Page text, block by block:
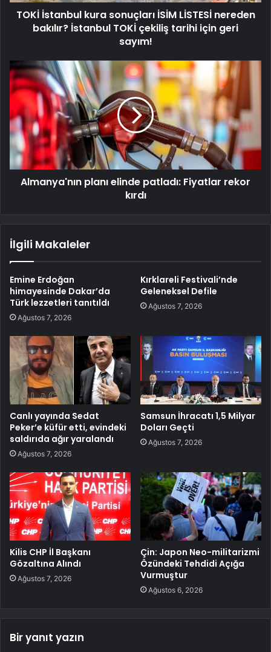
TOKİ İstanbul kura sonuçları İSİM LİSTESİ nereden
bakılır? İstanbul TOKİ çekiliş tarihi için geri
sayım!
Almanya'nın planı elinde patladı: Fiyatlar rekor
kırdı
İlgili Makaleler
Emine Erdoğan
himayesinde Dakar’da
Türk lezzetleri tanıtıldı
Ağustos 7, 2026
Kırklareli Festivali’nde
Geleneksel Defile
Ağustos 7, 2026
Canlı yayında Sedat
Peker’e küfür etti, evindeki
saldırıda ağır yaralandı
Ağustos 7, 2026
Samsun İhracatı 1,5 Milyar
Doları Geçti
Ağustos 7, 2026
Kilis CHP İl Başkanı
Gözaltına Alındı
Ağustos 7, 2026
Çin: Japon Neo-militarizmi
Özündeki Tehdidi Açığa
Vurmuştur
Ağustos 6, 2026
Bir yanıt yazın